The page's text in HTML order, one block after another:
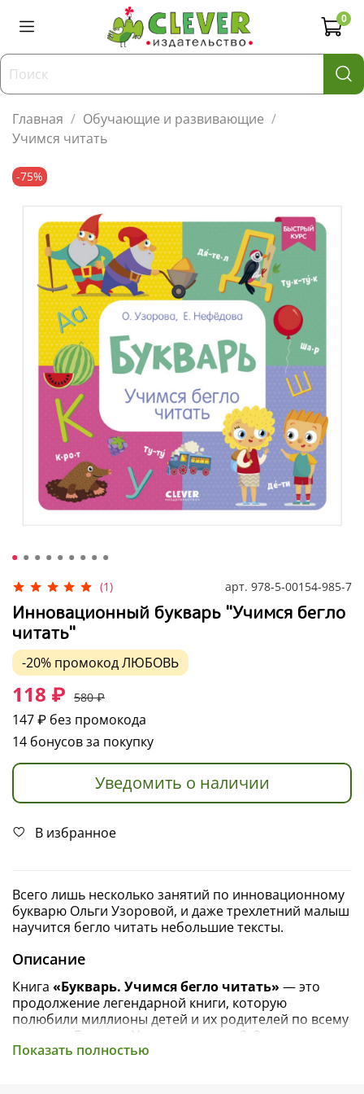
0
Главная
Обучающие и развивающие
Учимся читать
-75%
(1) арт. 978-5-00154-985-7
Инновационный букварь "Учимся бегло
читать"
-20% промокодЛЮБОВЬ
118 ₽ 580 ₽
147 ₽ без промокода
14 бонусов за покупку
Уведомить о наличии
В избранное
Всего лишь несколько занятий по инновационному
букварю Ольги Узоровой, и даже трехлетний малыш
научится бегло читать небольшие тексты.
Описание
Книга «Букварь. Учимся бегло читать» — это
продолжение легендарной книги, которую
полюбили миллионы детей и их родителей по всему
миру, — «Букварь. Учимся читать с 2–3 лет»
опытного педагога-практика Ольги Узоровой.
Показать полностью